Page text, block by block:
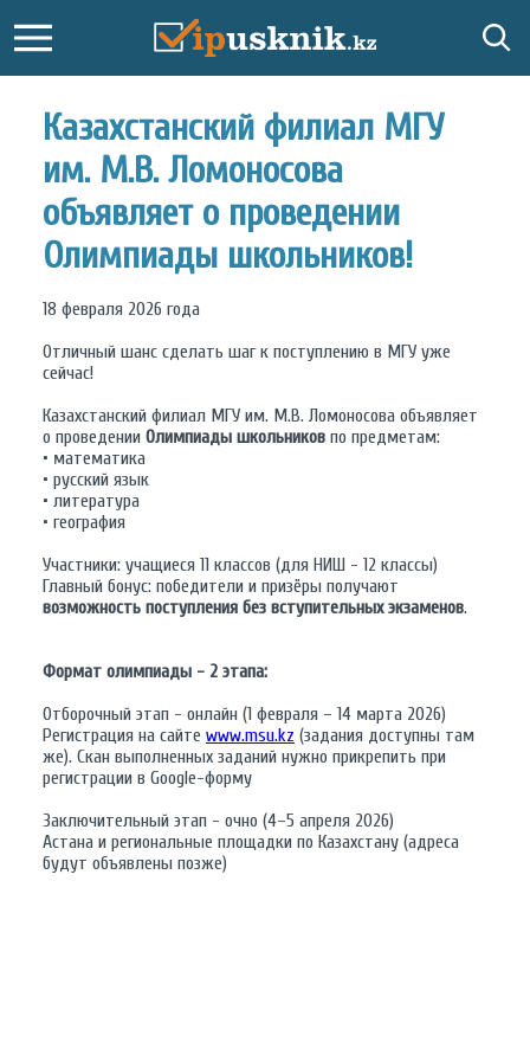
Казахстанский филиал МГУ
им. М.В. Ломоносова
объявляет о проведении
Олимпиады школьников!
18 февраля 2026 года
Отличный шанс сделать шаг к поступлению в МГУ уже
сейчас!
Казахстанский филиал МГУ им. М.В. Ломоносова объявляет
о проведении Олимпиады школьников по предметам:
• математика
• русский язык
• литература
• география
Участники: учащиеся 11 классов (для НИШ - 12 классы)
Главный бонус: победители и призёры получают
возможность поступления без вступительных экзаменов.
Формат олимпиады - 2 этапа:
Отборочный этап - онлайн (1 февраля – 14 марта 2026)
Регистрация на сайте www.msu.kz (задания доступны там
же). Скан выполненных заданий нужно прикрепить при
регистрации в Google-форму
Заключительный этап - очно (4–5 апреля 2026)
Астана и региональные площадки по Казахстану (адреса
будут объявлены позже)